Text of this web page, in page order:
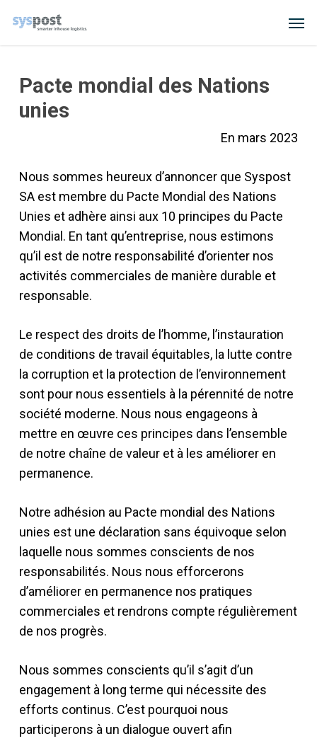
Pacte mondial des Nations
unies
En mars 2023
Nous sommes heureux d’annoncer que Syspost
SA est membre du Pacte Mondial des Nations
Unies et adhère ainsi aux 10 principes du Pacte
Mondial. En tant qu’entreprise, nous estimons
qu’il est de notre responsabilité d’orienter nos
activités commerciales de manière durable et
responsable.
Le respect des droits de l’homme, l’instauration
de conditions de travail équitables, la lutte contre
la corruption et la protection de l’environnement
sont pour nous essentiels à la pérennité de notre
société moderne. Nous nous engageons à
mettre en œuvre ces principes dans l’ensemble
de notre chaîne de valeur et à les améliorer en
permanence.
Notre adhésion au Pacte mondial des Nations
unies est une déclaration sans équivoque selon
laquelle nous sommes conscients de nos
responsabilités. Nous nous efforcerons
d’améliorer en permanence nos pratiques
commerciales et rendrons compte régulièrement
de nos progrès.
Nous sommes conscients qu’il s’agit d’un
engagement à long terme qui nécessite des
efforts continus. C’est pourquoi nous
participerons à un dialogue ouvert afin